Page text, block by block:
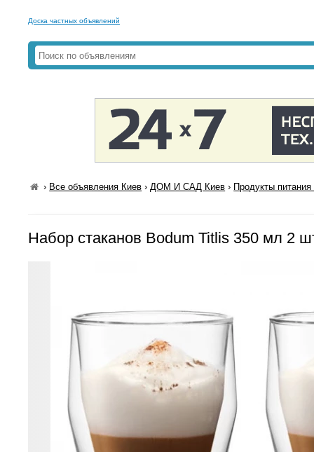
Доска частных объявлений
› Все объявления Киев ›ДОМ И САД Киев › Продукты
Набор стаканов Bodum Titlis 350 мл 2